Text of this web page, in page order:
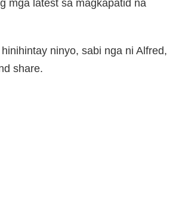
mga latest sa magkapatid na
ninyo, sabi nga ni Alfred,
share.